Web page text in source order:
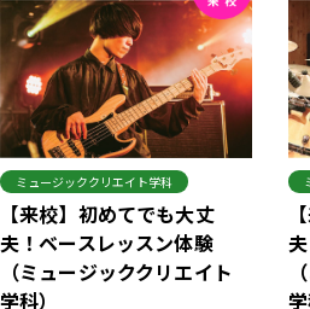
ミュージッククリエイト学科
【来校】初めてでも大丈
夫！ベースレッスン体験
（ミュージッククリエイト
学科）
学